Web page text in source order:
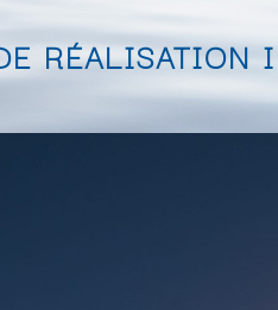
RÉALISATION